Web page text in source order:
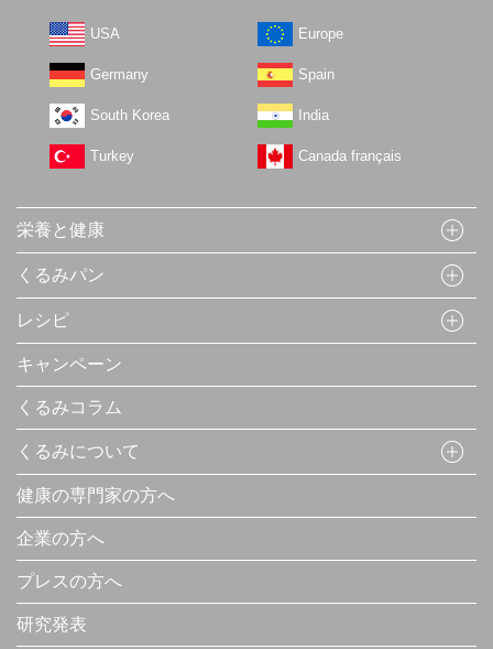
USA Europe
Germany Spain
South Korea India
Turkey Canada français
栄養と健康
くるみパン
レシピ
キャンペーン
くるみコラム
くるみについて
健康の専門家の方へ
企業の方へ
プレスの方へ
研究発表